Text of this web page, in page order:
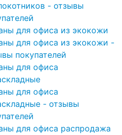
- отзывы
для офиса из экокожи
для офиса из экокожи -
покупателей
для офиса
для офиса
- отзывы
для офиса распродажа